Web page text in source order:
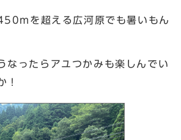
を超える広河原でも暑いもん
ったらアユつかみも楽しんでい
！